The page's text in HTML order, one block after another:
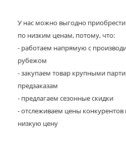
У нас можно выгодно
по низким ценам, потому, что:
- работаем напрямую с
рубежом
- закупаем товар крупными
предзаказам
- предлагаем сезонные скидки
- отслеживаем цены конкурентов
низкую цену